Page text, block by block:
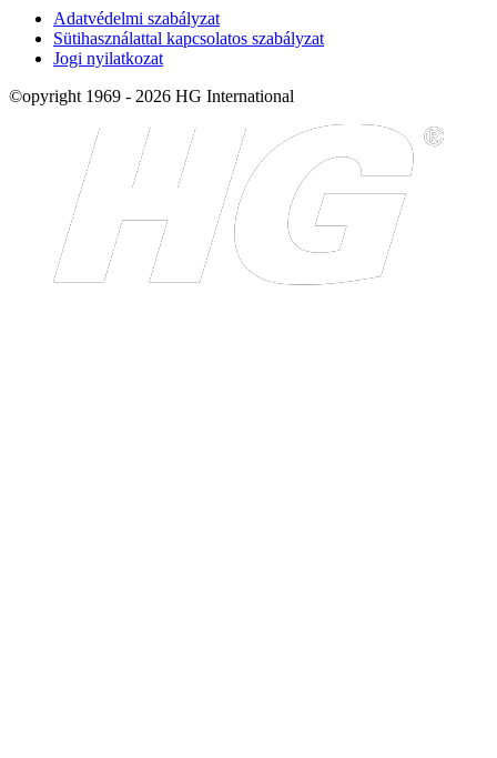
Adatvédelmi szabályzat
Sütihasználattal kapcsolatos szabályzat
Jogi nyilatkozat
©opyright 1969 - 2026 HG International